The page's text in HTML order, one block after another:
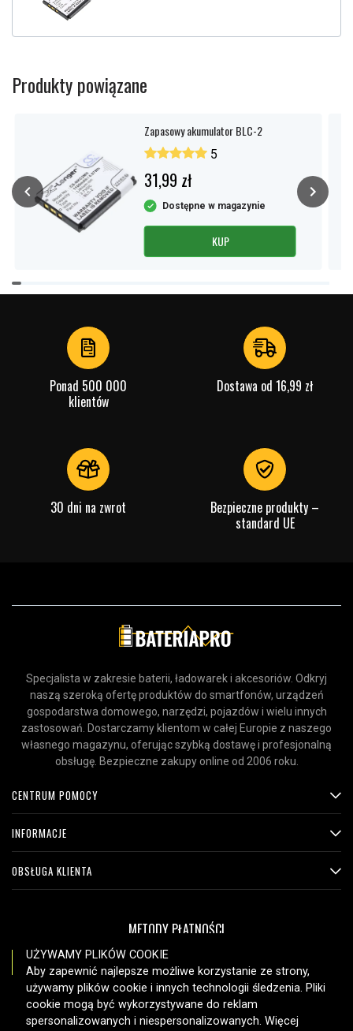
Produkty powiązane
Zapasowy akumulator BLC-2
5
31,99 zł
Dostępne w magazynie
KUP
Item
1
Ponad 500 000
klientów
Dostawa od 16,99 zł
30 dni na zwrot
Bezpieczne produkty –
standard UE
Specjalista w zakresie baterii, ładowarek i akcesoriów. Odkryj
naszą szeroką ofertę produktów do smartfonów, urządzeń
gospodarstwa domowego, narzędzi, pojazdów i wielu innych
zastosowań. Dostarczamy klientom w całej Europie z naszego
własnego magazynu, oferując szybką dostawę i profesjonalną
obsługę. Bezpieczne zakupy online od 2006 roku.
CENTRUM POMOCY
INFORMACJE
OBSŁUGA KLIENTA
METODY PŁATNOŚCI
OPCJE DOSTAWY
UŻYWAMY PLIKÓW COOKIE
Aby zapewnić najlepsze możliwe korzystanie ze strony,
używamy plików cookie i innych technologii śledzenia. Pliki
cookie mogą być wykorzystywane do reklam
spersonalizowanych i niespersonalizowanych. Więcej